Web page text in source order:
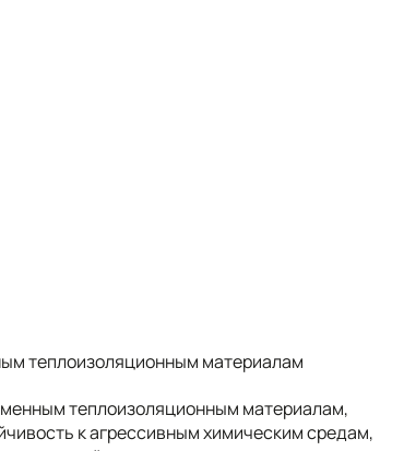
теплоизоляционным материалам
теплоизоляционным материалам,
к агрессивным химическим средам,